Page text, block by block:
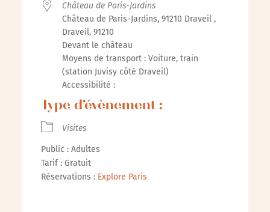
Château de Paris-Jardins
Château de Paris-Jardins, 91210 Draveil ,
Draveil, 91210
Devant le château
Moyens de transport : Voiture, train
(station Juvisy côté Draveil)
Accessibilité :
Type d’évènement :
Visites
Public : Adultes
Tarif : Gratuit
Réservations : Explore Paris